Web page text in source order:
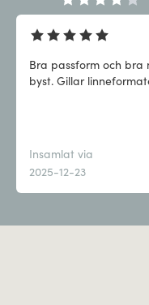
Bra passform och bra
byst. Gillar
Insamlat via
2025-12-23